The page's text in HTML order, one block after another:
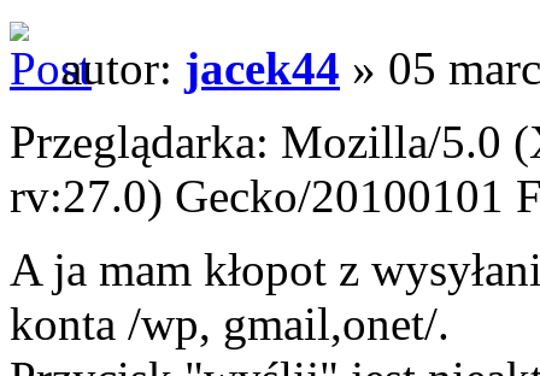
autor: jacek44 » 05
Przeglądarka: Mozilla/5.0
rv:27.0) Gecko/20100101
A ja mam kłopot z
konta /wp, gmail,onet/.